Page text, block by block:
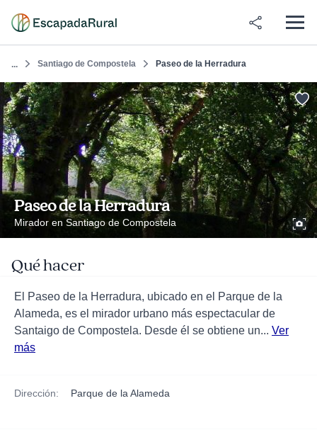
... Santiago de Compostela Paseo de la Herradura
Paseo de la Herradura
Mirador en Santiago de Compostela
Qué hacer
El Paseo de la Herradura, ubicado en el Parque de la
Alameda, es el mirador urbano más espectacular de
Santaigo de Compostela. Desde él se obtiene un... Ver
más
Dirección: Parque de la Alameda